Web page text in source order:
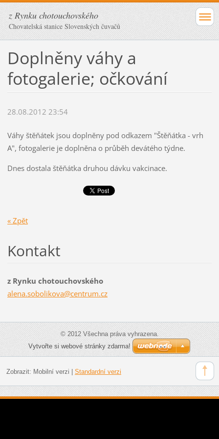
z Rynku chotouchovského
Chovatelská stanice Slovenských čuvačů
Doplněny váhy a
fotogalerie; očkování
28.08.2012 23:54
Váhy štěňátek jsou doplněny pod odkazem "Štěňátka - vrh
A", fotogalerie je doplněna o průběh devátého týdne.
Dnes dostala štěňátka druhou dávku vakcinace.
« Zpět
Kontakt
z Rynku chotouchovského
alena.sobolikova@centrum.cz
© 2012 Všechna práva vyhrazena.
Vytvořte si webové stránky zdarma!
Zobrazit: Mobilní verzi Standardní verzi